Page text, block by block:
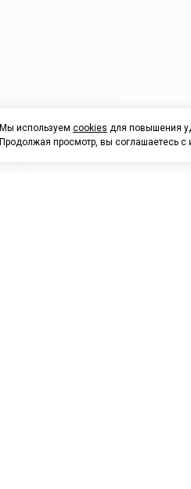
Мы используем cookies для повышения
Продолжая просмотр, вы соглашаетесь с